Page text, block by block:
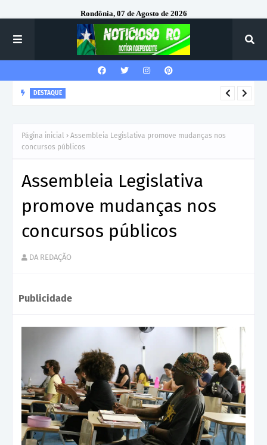
Rondônia, 07 de Agosto de 2026
DESTAQUE
Página inicial
Assembleia Legislativa promove mudanças nos
concursos públicos
Assembleia Legislativa
promove mudanças nos
concursos públicos
DA REDAÇÃO
Publicidade